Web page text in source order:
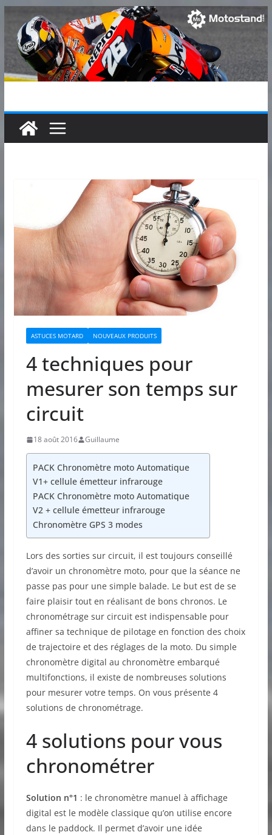
Passer
contenu
ASTUCES MOTARD NOUVEAUX PRODUITS
4 techniques pour
mesurer son temps sur
circuit
18 août 2016 Guillaume
PACK Chronomètre moto Automatique
V1+ cellule émetteur infrarouge
PACK Chronomètre moto Automatique
V2 + cellule émetteur infrarouge
Chronomètre GPS 3 modes
Lors des sorties sur circuit, il est toujours conseillé
d’avoir un chronomètre moto, pour que la séance ne
passe pas pour une simple balade. Le but est de se
faire plaisir tout en réalisant de bons chronos. Le
chronométrage sur circuit est indispensable pour
affiner sa technique de pilotage en fonction des choix
de trajectoire et des réglages de la moto. Du simple
chronomètre digital au chronomètre embarqué
multifonctions, il existe de nombreuses solutions
pour mesurer votre temps. On vous présente 4
solutions de chronométrage.
4 solutions pour vous
chronométrer
Solution n°1 : le chronomètre manuel à affichage
digital est le modèle classique qu’on utilise encore
dans le paddock. Il permet d’avoir une idée